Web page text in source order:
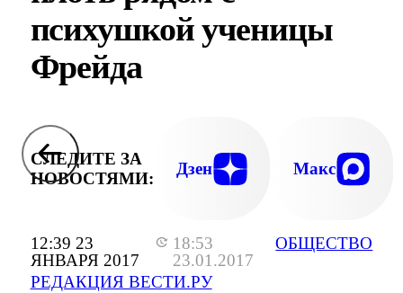
12:39 23
ЯНВАРЯ 2017
18:53
23.01.2017
РЕДАКЦИЯ ВЕСТИ.РУ
ОБЩЕСТВО
психушкой ученицы
Фрейда
СЛЕДИТЕ ЗА
НОВОСТЯМИ:
Дзен Макс